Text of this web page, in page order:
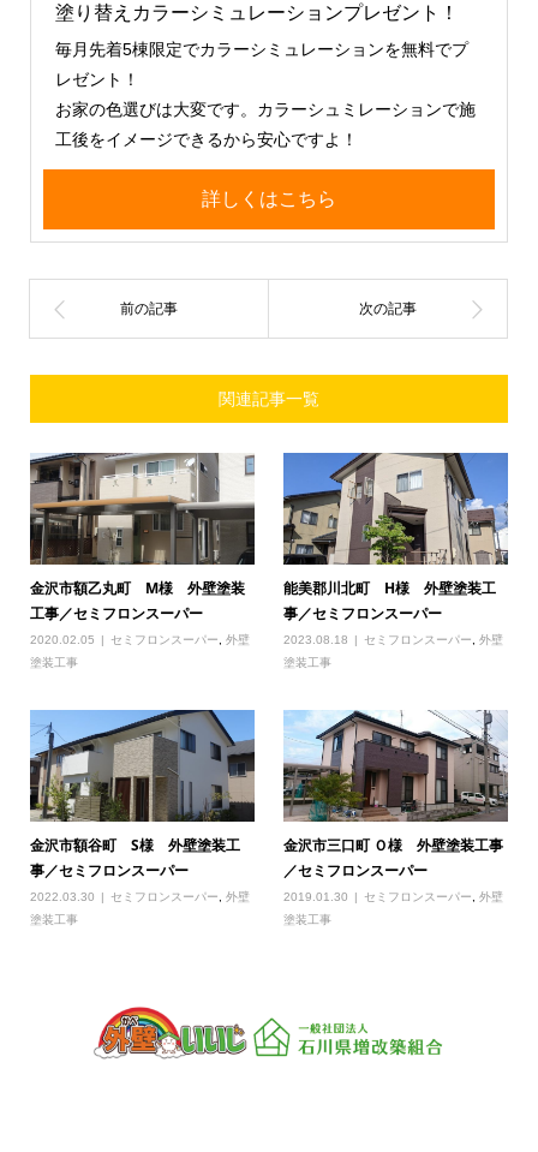
塗り替えカラーシミュレーションプレゼント！
毎月先着5棟限定でカラーシミュレーションを無料でプ
レゼント！
お家の色選びは大変です。カラーシュミレーションで施
工後をイメージできるから安心ですよ！
詳しくはこちら
関連記事一覧
金沢市額乙丸町 M様 外壁塗装
工事／セミフロンスーパー
2020.02.05 セミフロンスーパー
外壁
塗装工事
能美郡川北町 H様 外壁塗装工
事／セミフロンスーパー
2023.08.18 セミフロンスーパー ,外壁
塗装工事
金沢市額谷町 S様 外壁塗装工
事／セミフロンスーパー
2022.03.30 セミフロンスーパー, 外壁
塗装工事
金沢市三口町 Ｏ様 外壁塗装工事
／セミフロンスーパー
2019.01.30 セミフロンスーパー,外壁
塗装工事